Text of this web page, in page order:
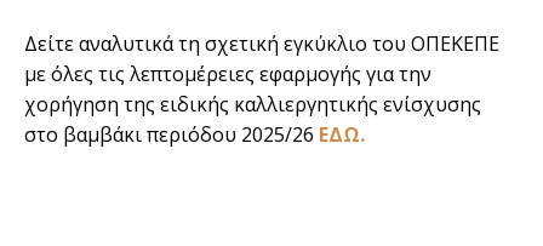
Δείτε αναλυτικά τη σχετική εγκύκλιο του ΟΠΕΚΕΠΕ
με όλες τις λεπτομέρειες εφαρμογής για την
χορήγηση της ειδικής καλλιεργητικής ενίσχυσης
στο βαμβάκι περιόδου 2025/26 ΕΔΩ.